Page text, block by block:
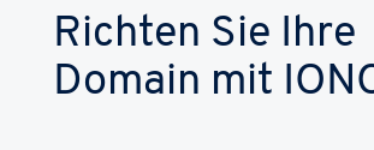
Richten Sie Ihre
Domain mit